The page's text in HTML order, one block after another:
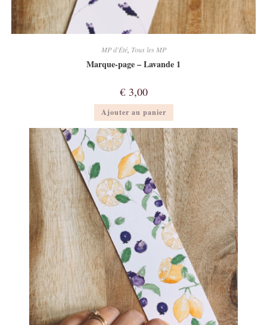
MP d'Été, Tous les MP
Marque-page – Lavande 1
€3,00
Ajouter au panier